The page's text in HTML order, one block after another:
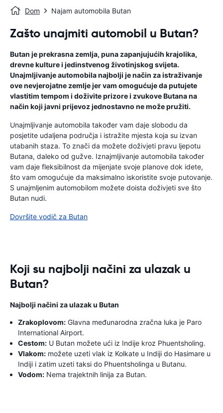
Dom Najam automobila Butan
Zašto unajmiti automobil u Butan?
Butan je prekrasna zemlja, puna zapanjujućih krajolika,
drevne kulture i jedinstvenog životinjskog svijeta.
Unajmljivanje automobila najbolji je način za istraživanje
ove nevjerojatne zemlje jer vam omogućuje da putujete
vlastitim tempom i doživite prizore i zvukove Butana na
način koji javni prijevoz jednostavno ne može pružiti.
Unajmljivanje automobila također vam daje slobodu da
posjetite udaljena područja i istražite mjesta koja su izvan
utabanih staza. To znači da možete doživjeti pravu ljepotu
Butana, daleko od gužve. Iznajmljivanje automobila također
vam daje fleksibilnost da mijenjate svoje planove dok idete,
što vam omogućuje da maksimalno iskoristite svoje putovanje.
S unajmljenim automobilom možete doista doživjeti sve što
Butan nudi.
Dovršite vodič za Butan
Koji su najbolji načini za ulazak u
Butan?
Najbolji načini za ulazak u Butan
Zrakoplovom: Glavna međunarodna zračna luka je Paro
International Airport.
Cestom: U Butan možete ući iz Indije kroz Phuentsholing.
Vlakom: možete uzeti vlak iz Kolkate u Indiji do Hasimare u
Indiji i zatim uzeti taksi do Phuentsholinga u Butanu.
Vodom: Nema trajektnih linija za Butan.